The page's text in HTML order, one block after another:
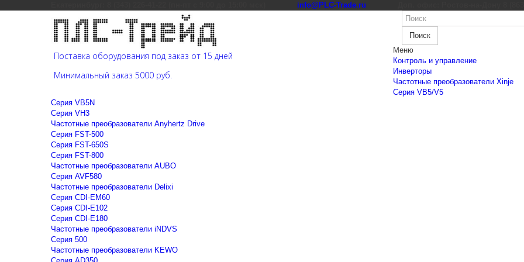
info@PLC-Trade.ru
Поставка оборудования под заказ от 15 дней
Минимальный заказ 5000 руб.
Поиск
Меню
Контроль и управление
Инверторы
Частотные преобразователи Xinje
Cерия VB5/V5
Cерия VB5N
Cерия VH3
Частотные преобразователи Anyhertz Drive
Серия FST-500
Серия FST-650S
Серия FST-800
Частотные преобразователи AUBO
Серия AVF580
Частотные преобразователи Delixi
Серия CDI-EM60
Серия CDI-E102
Серия CDI-E180
Частотные преобразователи iNDVS
Серия 500
Частотные преобразователи KEWO